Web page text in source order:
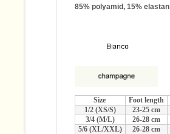
85% polyamid, 15% elastan
Size Foot length
1/2 (XS/S)
23-25 cm
3/4 (M/L)
26-28 cm
5/6 (XL/XXL)
26-28 cm